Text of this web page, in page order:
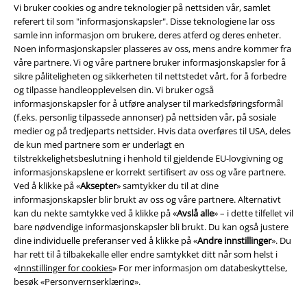
Vi bruker cookies og andre teknologier på nettsiden vår, samlet
referert til som "informasjonskapsler". Disse teknologiene lar oss
samle inn informasjon om brukere, deres atferd og deres enheter.
Noen informasjonskapsler plasseres av oss, mens andre kommer fra
våre partnere. Vi og våre partnere bruker informasjonskapsler for å
sikre påliteligheten og sikkerheten til nettstedet vårt, for å forbedre
og tilpasse handleopplevelsen din. Vi bruker også
informasjonskapsler for å utføre analyser til markedsføringsformål
(f.eks. personlig tilpassede annonser) på nettsiden vår, på sosiale
medier og på tredjeparts nettsider. Hvis data overføres til USA, deles
de kun med partnere som er underlagt en
tilstrekkelighetsbeslutning i henhold til gjeldende EU-lovgivning og
informasjonskapslene er korrekt sertifisert av oss og våre partnere.
Ved å klikke på «Aksepter» samtykker du til at dine
informasjonskapsler blir brukt av oss og våre partnere. Alternativt
kan du nekte samtykke ved å klikke på «Avslå alle» – i dette tilfellet vil
bare nødvendige informasjonskapsler bli brukt. Du kan også justere
dine individuelle preferanser ved å klikke på «Andre innstillinger». Du
har rett til å tilbakekalle eller endre samtykket ditt når som helst i
«Innstillinger for cookies» For mer informasjon om databeskyttelse,
besøk «Personvernserklæring».
EMP App
Her kan du laste ned EMPs nye app helt gratis og ta del i alle de nye
funksjonene og fordelene!
A Warner Music Group Company